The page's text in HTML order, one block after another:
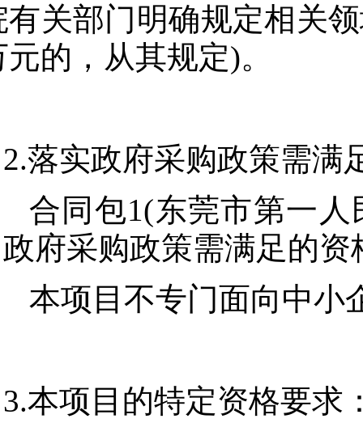
有关部门明确规定相关
元的，从其规定)。
2.落实政府采购政策需满
合同包1(东莞市第一
政府采购政策需满足的资
本项目不专门面向中小
3.本项目的特定资格要求